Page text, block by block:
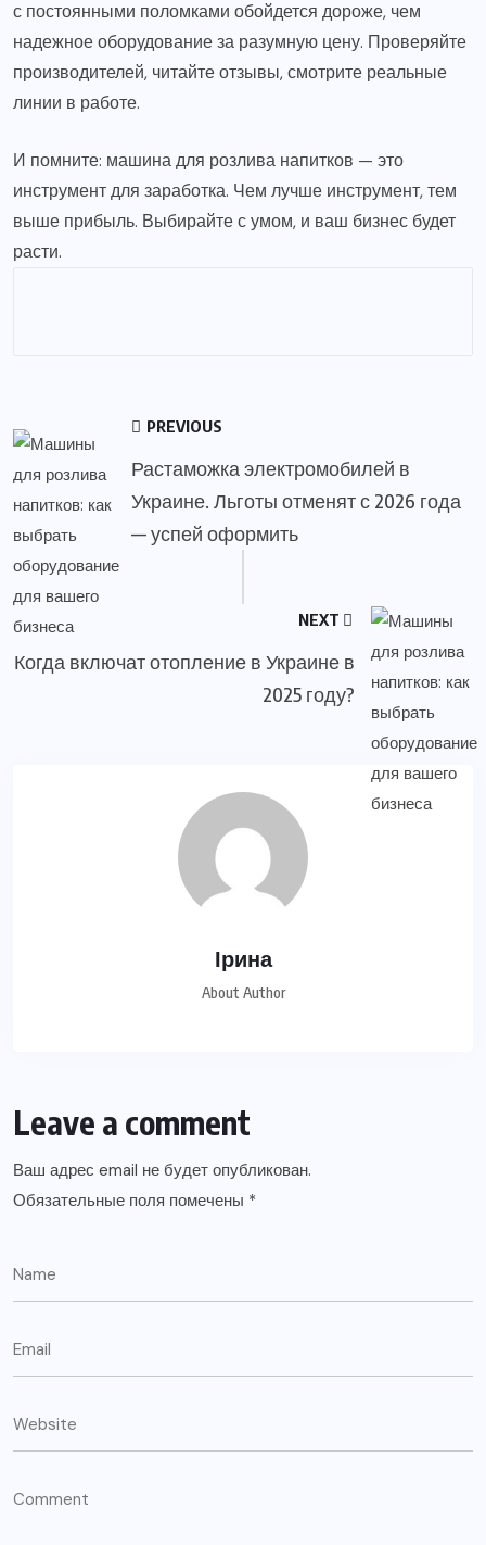
с постоянными поломками обойдется дороже, чем
надежное оборудование за разумную цену. Проверяйте
производителей, читайте отзывы, смотрите реальные
линии в работе.
И помните: машина для розлива напитков — это
инструмент для заработка. Чем лучше инструмент, тем
выше прибыль. Выбирайте с умом, и ваш бизнес будет
расти.
PREVIOUS
Растаможка электромобилей в
Украине. Льготы отменят с 2026 года
— успей оформить
NEXT
Когда включат отопление в Украине в
2025 году?
Ірина
About Author
Leave a comment
Ваш адрес email не будет опубликован.
Обязательные поля помечены *